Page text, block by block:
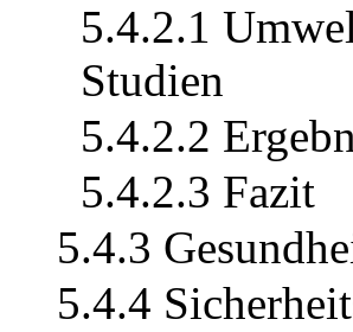
5.4.2.1
Studien
5.4.2.2
5.4.2.3 Fazit
5.4.3
5.4.4